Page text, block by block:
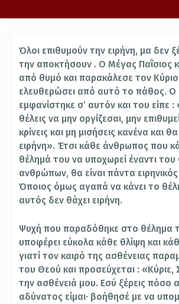
Όλοι επιθυμούν την ειρήνη, μα δεν
την αποκτήσουν . Ο Μέγας Παΐσιος
από θυμό και παρακάλεσε τον
ελευθερώσει από αυτό το πάθος. Ο
εμφανίστηκε σ’ αυτόν και του είπε :
θέλεις να μην οργίζεσαι, μην
κρίνεις και μη μισήσεις κανένα και
ειρήνη». Έτσι κάθε άνθρωπος που
θέλημά του να υποχωρεί έναντι
ανθρώπων, θα είναι πάντα
Όποιος όμως αγαπά να κάνει το
αυτός δεν θάχει ειρήνη.
Ψυχή που παραδόθηκε στο θέλημα
υποφέρει εύκολα κάθε θλίψη και
γιατί τον καιρό της ασθένειας
του Θεού και προσεύχεται : «Κύριε,
την ασθένειά μου. Εσύ ξέρεις πόσο
αδύνατος είμαι· βοήθησέ με να